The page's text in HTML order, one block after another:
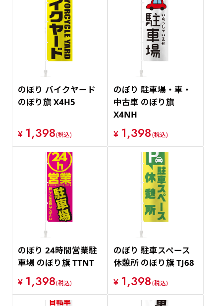
のぼり バイクヤード
のぼり旗 X4H5
¥ 1,398(税込)
のぼり 駐車場・車・
中古車 のぼり旗
X4NH
¥ 1,398(税込)
のぼり 24時間営業駐
車場 のぼり旗 TTNT
¥ 1,398(税込)
のぼり 駐車スペース
休憩所 のぼり旗 TJ68
¥ 1,398(税込)